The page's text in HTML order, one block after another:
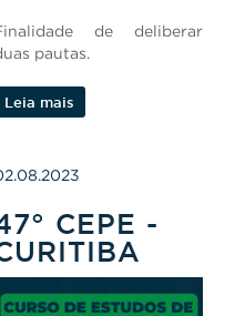
de deliberar
pautas.
Leia mais
CEPE -